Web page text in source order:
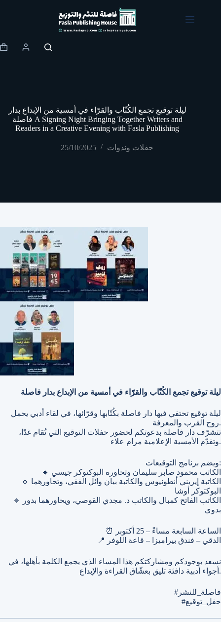
Shopping
ليلة توقيع تجمع الكُتّاب والقرّاء في أمسية من الإبداع بدار
فاصلة A Signing Night Bringing Together Writers and
Readers in a Creative Evening with Fasla Publishing
25/10/2025 حفلات وندوات
ليلة توقيع تجمع الكُتّاب والقرّاء في أمسية من الإبداع بدار فاصلة
ليلة توقيع تحتفي فيها دار فاصلة بكُتّابها وقرّائها، في لقاء أدبي يحمل
روح القرب والمعرفة.
تتشرّف دار فاصلة بدعوتكم لحضور حفلات التوقيع التي تُقام غدًا،
وتقدّم الأمسية الإعلامية مرام علاء.
ويضم برنامج التوقيعات:
🔹 الكاتب محمود صابر سليمان وتحاوره البوكتوكر جيسي
🔹 الكاتبة إيريني أنطونيوس والكاتبة بيان وائل الفقي، وتحاورهما
البوكتوكر أوشا
🔹 الكاتب الفاتح كمبال والكاتب د. مجدي القوصي، ويحاورهما بدور
بدوي
⏰ الساعة السابعة مساءً – 25 أكتوبر
📍 الدقي – فندق بيراميزا – قاعة اللوفر
نسعد بوجودكم ومشاركتكم هذا المساء الذي يجمع الكلمة بأهلها، في
أجواء أدبية دافئة تليق بعشّاق القراءة والإبداع.
#فاصلة_للنشر
#حفل_توقيع